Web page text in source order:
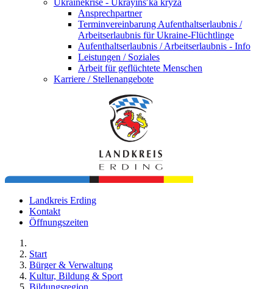
Ukrainekrise - Ukrayinsʹka kryza
Ansprechpartner
Terminvereinbarung Aufenthaltserlaubnis /
Arbeitserlaubnis für Ukraine-Flüchtlinge
Aufenthaltserlaubnis / Arbeitserlaubnis - Info
Leistungen / Soziales
Arbeit für geflüchtete Menschen
Karriere / Stellenangebote
Landkreis Erding
Kontakt
Öffnungszeiten
Start
Bürger & Verwaltung
Kultur, Bildung & Sport
Bildungsregion